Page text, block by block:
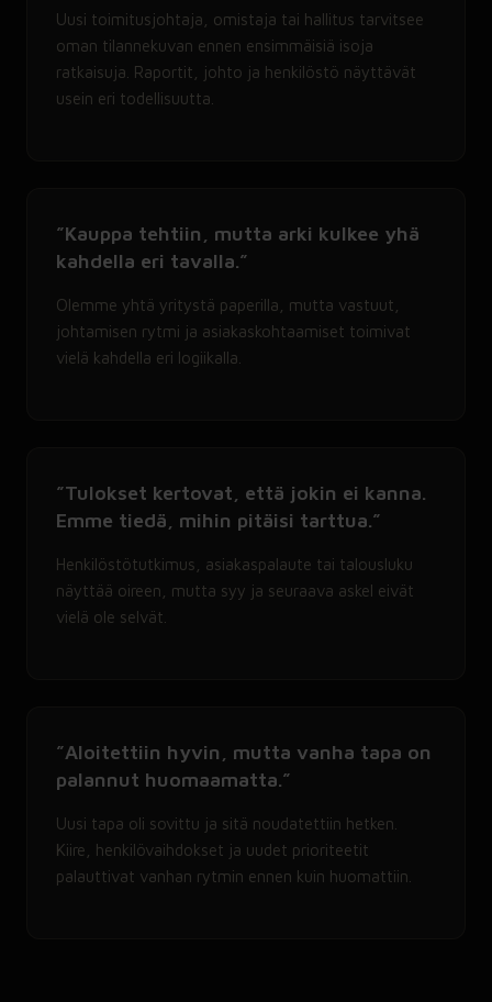
Uusi toimitusjohtaja, omistaja tai hallitus tarvitsee
oman tilannekuvan ennen ensimmäisiä isoja
ratkaisuja. Raportit, johto ja henkilöstö näyttävät
usein eri todellisuutta.
”Kauppa tehtiin, mutta arki kulkee yhä
kahdella eri tavalla.”
Olemme yhtä yritystä paperilla, mutta vastuut,
johtamisen rytmi ja asiakaskohtaamiset toimivat
vielä kahdella eri logiikalla.
”Tulokset kertovat, että jokin ei kanna.
Emme tiedä, mihin pitäisi tarttua.”
Henkilöstötutkimus, asiakaspalaute tai talousluku
näyttää oireen, mutta syy ja seuraava askel eivät
vielä ole selvät.
”Aloitettiin hyvin, mutta vanha tapa on
palannut huomaamatta.”
Uusi tapa oli sovittu ja sitä noudatettiin hetken.
Kiire, henkilövaihdokset ja uudet prioriteetit
palauttivat vanhan rytmin ennen kuin huomattiin.